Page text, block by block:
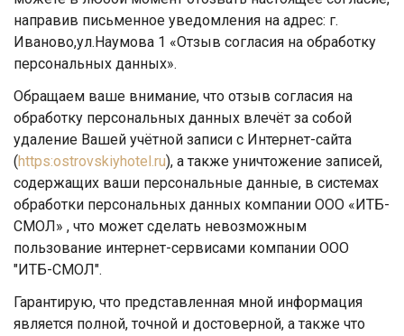
направив письменное уведомления на адрес: г.
Иваново,ул.Наумова 1 «Отзыв согласия на обработку
персональных данных».
Обращаем ваше внимание, что отзыв согласия на
обработку персональных данных влечёт за собой
удаление Вашей учётной записи с Интернет-сайта
(https:ostrovskiyhotel.ru), а также уничтожение записей,
содержащих ваши персональные данные, в системах
обработки персональных данных компании ООО «ИТБ-
СМОЛ» , что может сделать невозможным
пользование интернет-сервисами компании ООО
"ИТБ-СМОЛ".
Гарантирую, что представленная мной информация
является полной, точной и достоверной, а также что